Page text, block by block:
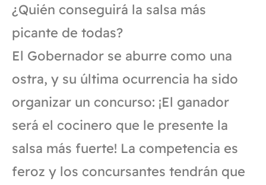
¿Quién conseguirá la salsa más
picante de todas?
El Gobernador se aburre como una
ostra, y su última ocurrencia ha sido
organizar un concurso: ¡El ganador
será el cocinero que le presente la
salsa más fuerte! La competencia es
feroz y los concursantes tendrán que